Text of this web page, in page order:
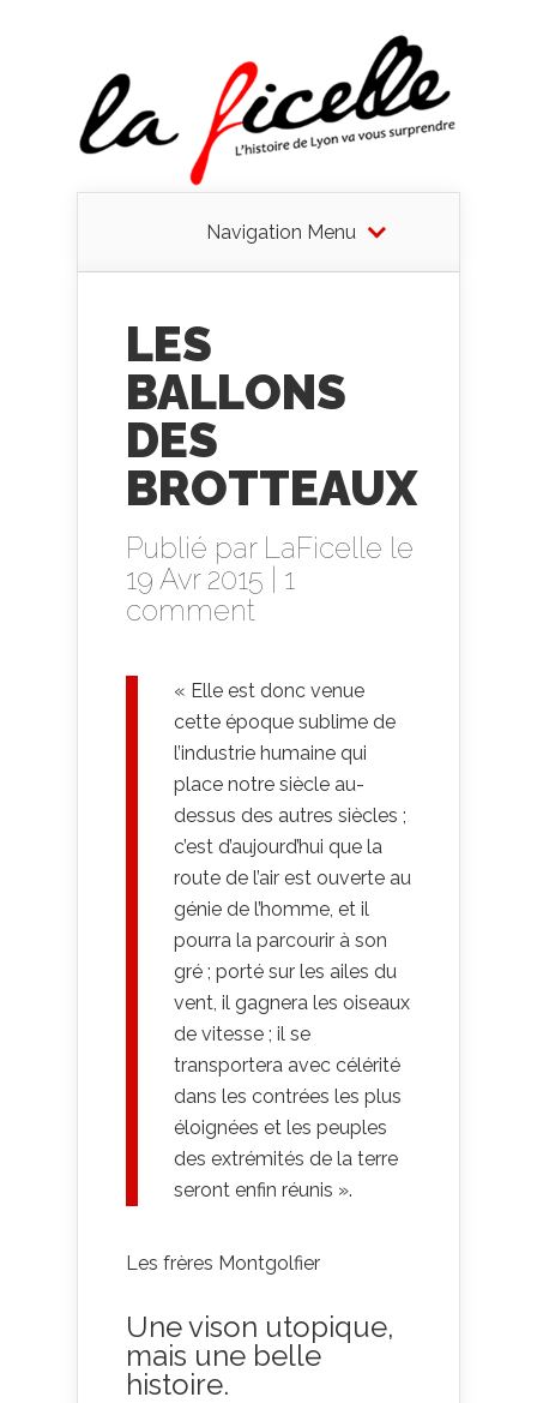
Navigation Menu
LES
BALLONS
DES
BROTTEAUX
Publié par LaFicelle le
19 Avr 2015 | 1
comment
« Elle est donc venue
cette époque sublime de
l’industrie humaine qui
place notre siècle au-
dessus des autres siècles ;
c’est d’aujourd’hui que la
route de l’air est ouverte au
génie de l’homme, et il
pourra la parcourir à son
gré ; porté sur les ailes du
vent, il gagnera les oiseaux
de vitesse ; il se
transportera avec célérité
dans les contrées les plus
éloignées et les peuples
des extrémités de la terre
seront enfin réunis ».
Les frères Montgolfier
Une vison utopique,
mais une belle
histoire.